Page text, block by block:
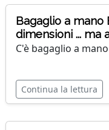
Bagaglio a mano
dimensioni ... ma
C'è bagaglio a
Continua la lettura